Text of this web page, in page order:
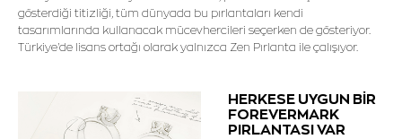
gösterdiği titizliği, tüm dünyada bu pırlantaları kendi
tasarımlarında kullanacak mücevhercileri seçerken de gösteriyor.
Türkiye'de lisans ortağı olarak yalnızca Zen Pırlanta ile çalışıyor.
HERKESE UYGUN BİR
FOREVERMARK
PIRLANTASI VAR